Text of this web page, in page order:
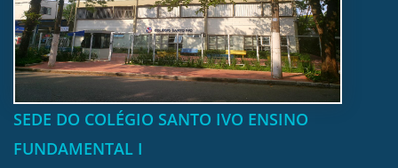
SEDE DO COLÉGIO SANTO IVO ENSINO
FUNDAMENTAL I